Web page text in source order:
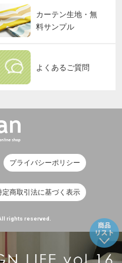
カーテン生地・無
料サンプル
よくあるご質問
プライバシーポリシー
定商取引法に基づく表示
rights reserved.